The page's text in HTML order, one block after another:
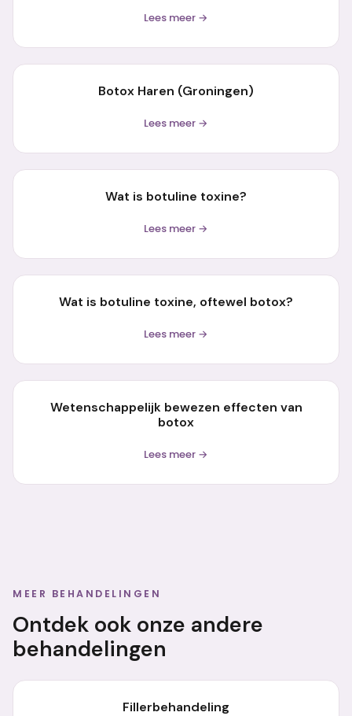
Lees meer →
Botox Haren (Groningen)
Lees meer →
Wat is botuline toxine?
Lees meer →
Wat is botuline toxine, oftewel botox?
Lees meer →
Wetenschappelijk bewezen effecten van
botox
Lees meer →
MEER BEHANDELINGEN
Ontdek ook onze andere
behandelingen
Fillerbehandeling